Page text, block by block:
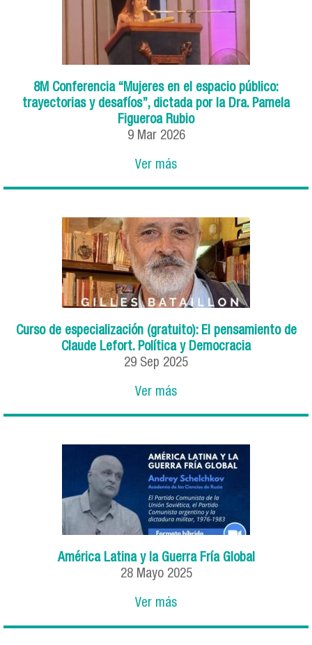
8M Conferencia “Mujeres en el espacio público:
trayectorias y desafíos”, dictada por la Dra. Pamela
Figueroa Rubio
9 Mar 2026
Ver más
Curso de especialización (gratuito): El pensamiento de
Claude Lefort. Política y Democracia
29 Sep 2025
Ver más
América Latina y la Guerra Fría Global
28 Mayo 2025
Ver más